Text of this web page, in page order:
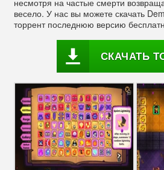
несмотря на частые смерти
весело. У нас вы можете скачать
торрент последнюю версию
СКАЧАТЬ